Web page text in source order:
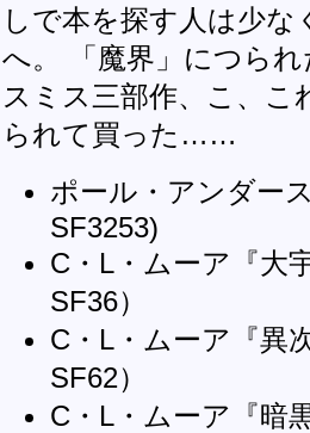
しで本を探す人は少な
へ。 「魔界」につら
スミス三部作、こ、こ
られて買った……
ポール・アンダー
SF3253)
C・L・ムーア『大
SF36）
C・L・ムーア『異
SF62）
C・L・ムーア『暗